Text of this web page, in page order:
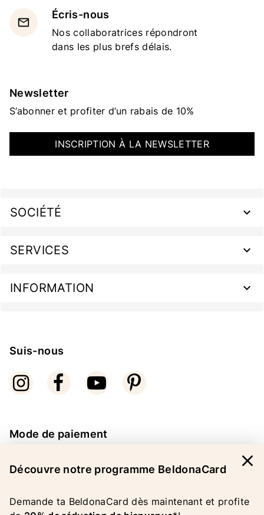
email
Écris-nous
Nos collaboratrices répondront
dans les plus brefs délais.
Newsletter
S’abonner et profiter d’un rabais de 10%
INSCRIPTION À LA NEWSLETTER
SOCIÉTÉ
SERVICES
INFORMATION
Suis-nous
Mode de paiement
Découvre notre programme BeldonaCard
Demande ta BeldonaCard dès maintenant et profite
close